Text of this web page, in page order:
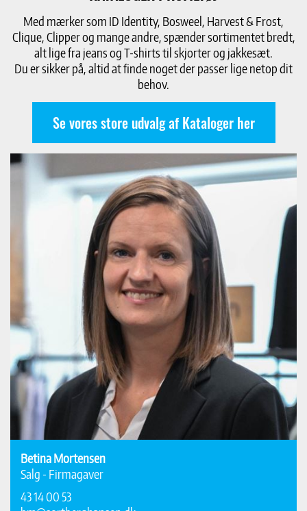
Med mærker som ID Identity, Bosweel, Harvest & Frost,
Clique, Clipper og mange andre, spænder sortimentet bredt,
alt lige fra jeans og T-shirts til skjorter og jakkesæt.
Du er sikker på, altid at finde noget der passer lige netop dit
behov.
Se vores store udvalg af Kataloger her
Betina Mortensen
Salg - Firmagaver
43 14 00 53